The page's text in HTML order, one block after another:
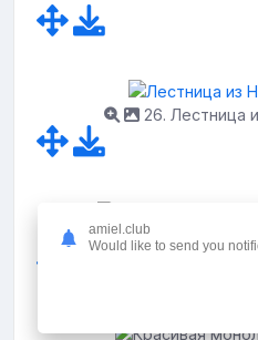
26. Лестница
27. Лестница из
amiel.club
Would like to send you